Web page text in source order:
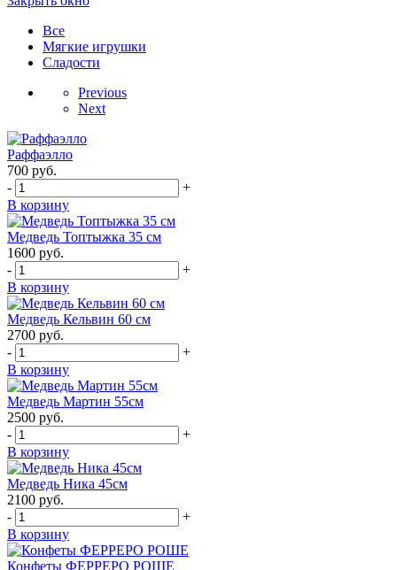
Все
Мягкие игрушки
Сладости
Previous
Next
Раффаэлло
700 руб.
-
+
В корзину
Медведь Топтыжка 35 см
1600 руб.
-
+
В корзину
Медведь Кельвин 60 см
2700 руб.
-
+
В корзину
Медведь Мартин 55см
2500 руб.
-
+
В корзину
Медведь Ника 45см
2100 руб.
-
+
В корзину
Конфеты ФЕРРЕРО РОШЕ